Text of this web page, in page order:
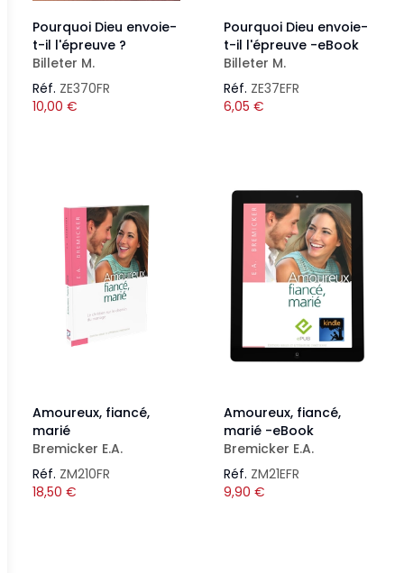
Pourquoi Dieu envoie-
t-il l'épreuve ?
Billeter M.
Réf. ZE370FR
10,00 €
Pourquoi Dieu envoie-
t-il l'épreuve -eBook
Billeter M.
Réf. ZE37EFR
6,05 €
Amoureux, fiancé,
marié
Bremicker E.A.
Réf. ZM210FR
18,50 €
Amoureux, fiancé,
marié -eBook
Bremicker E.A.
Réf. ZM21EFR
9,90 €